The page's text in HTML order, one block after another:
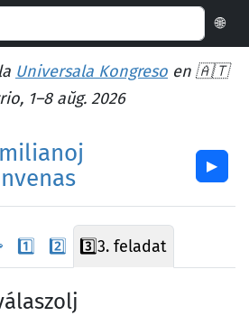
🌐
Universala Kongreso en 🇦🇹
1–8 aŭg. 2026
▶︎
1️⃣ 2️⃣ 3️⃣3. feladat